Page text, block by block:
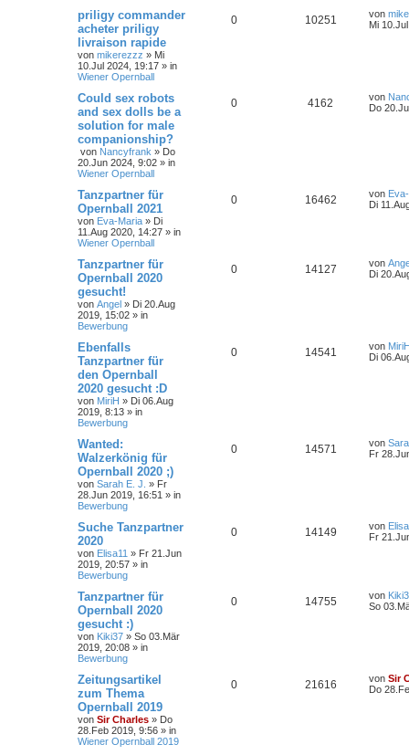
priligy commander
acheter priligy
livraison rapide
von mikerezzz » Mi
10.Jul 2024, 19:17 » in
Wiener Opernball
0 10251 von
Mi
Could sex robots
and sex dolls be a
solution for male
companionship?
von Nancyfrank » Do
20.Jun 2024, 9:02 » in
Wiener Opernball
0 4162 von
Do
Tanzpartner für
Opernball 2021
von Eva-Maria » Di
11.Aug 2020, 14:27 » in
Wiener Opernball
0 16462 von
Di
Tanzpartner für
Opernball 2020
gesucht!
von Angel » Di 20.Aug
2019, 15:02 » in
Bewerbung
0 14127 von
Di
Ebenfalls
Tanzpartner für
den Opernball
2020 gesucht :D
von MiriH » Di 06.Aug
2019, 8:13 » in
Bewerbung
0 14541 von
Di
Wanted:
Walzerkönig für
Opernball 2020 ;)
von Sarah E. J. » Fr
28.Jun 2019, 16:51 » in
Bewerbung
0 14571 von
Fr
Suche Tanzpartner
2020
von Elisa11 » Fr 21.Jun
2019, 20:57 » in
Bewerbung
0 14149 von
Fr
Tanzpartner für
Opernball 2020
gesucht :)
von Kiki37 » So 03.Mär
2019, 20:08 » in
Bewerbung
0 14755 von
So
Zeitungsartikel
zum Thema
Opernball 2019
von Sir Charles » Do
28.Feb 2019, 9:56 » in
Wiener Opernball 2019
0 21616 von Sir
Do